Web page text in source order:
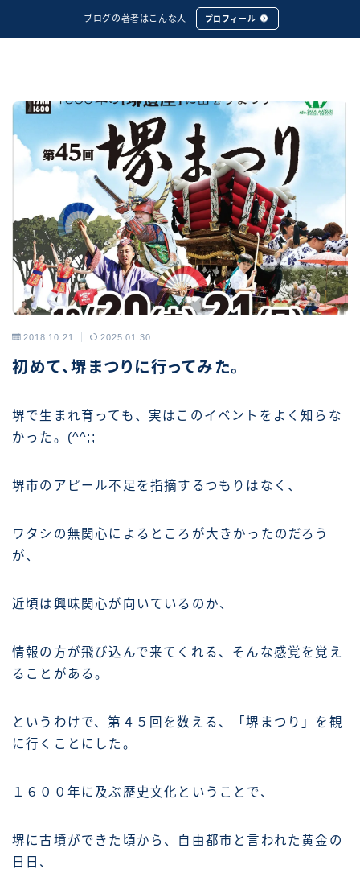
ブログの著者はこんな人 プロフィール
2018.10.21 2025.01.30
初めて、堺まつりに行ってみた。
堺で生まれ育っても、実はこのイベントをよく知らな
かった。(^^;;
堺市のアピール不足を指摘するつもりはなく、
ワタシの無関心によるところが大きかったのだろう
が、
近頃は興味関心が向いているのか、
情報の方が飛び込んで来てくれる、そんな感覚を覚え
ることがある。
というわけで、第４５回を数える、「堺まつり」を観
に行くことにした。
１６００年に及ぶ歴史文化ということで、
堺に古墳ができた頃から、自由都市と言われた黄金の
日日、